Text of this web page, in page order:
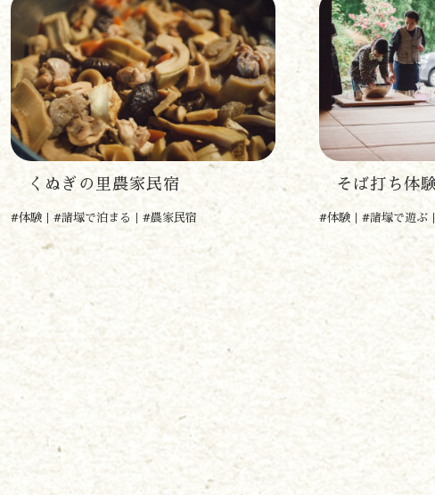
くぬぎの里農家民宿
#体験 #諸塚で泊まる #農家民宿
そば打ち体
#体験 #諸塚で遊ぶ
遊ぶ
作る
食べる
買う
観る
やま学校
アクセス
プライバシーポリシー